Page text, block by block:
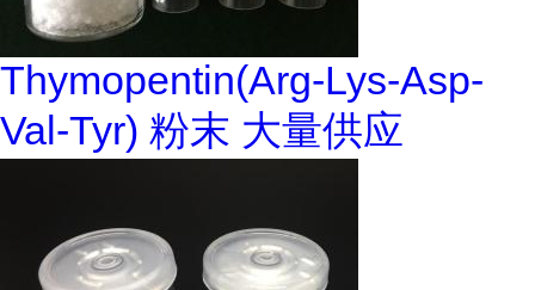
Thymopentin(Arg-Lys-Asp-
Val-Tyr) 粉末 大量供应